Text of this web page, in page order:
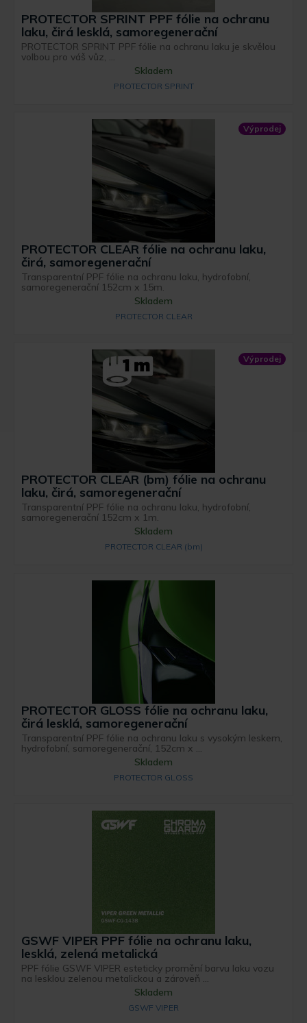
PROTECTOR SPRINT PPF fólie na ochranu
laku, čirá lesklá, samoregenerační
PROTECTOR SPRINT PPF fólie na ochranu laku je skvělou
volbou pro váš vůz, ...
Skladem
PROTECTOR SPRINT
Výprodej
PROTECTOR CLEAR fólie na ochranu laku,
čirá, samoregenerační
Transparentní PPF fólie na ochranu laku, hydrofobní,
samoregenerační 152cm x 15m.
Skladem
PROTECTOR CLEAR
Výprodej
PROTECTOR CLEAR (bm) fólie na ochranu
laku, čirá, samoregenerační
Transparentní PPF fólie na ochranu laku, hydrofobní,
samoregenerační 152cm x 1m.
Skladem
PROTECTOR CLEAR (bm)
PROTECTOR GLOSS fólie na ochranu laku,
čirá lesklá, samoregenerační
Transparentní PPF fólie na ochranu laku s vysokým leskem,
hydrofobní, samoregenerační, 152cm x ...
Skladem
PROTECTOR GLOSS
GSWF VIPER PPF fólie na ochranu laku,
lesklá, zelená metalická
PPF fólie GSWF VIPER esteticky promění barvu laku vozu
na lesklou zelenou metalickou a zároveň ...
Skladem
GSWF VIPER